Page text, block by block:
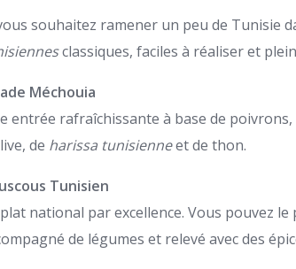
souhaitez ramener un peu de Tunisie
classiques, faciles à réaliser et
Méchouia
entrée rafraîchissante à base de
de harissa tunisienneet de thon.
Tunisien
national par excellence. Vous pouvez
de légumes et relevé avec des